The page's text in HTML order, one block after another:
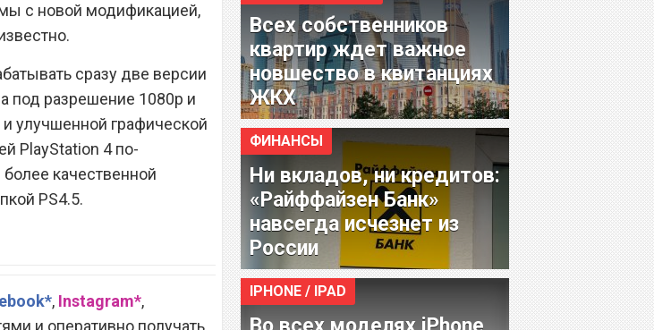
с новой модификацией,
сразу две версии
под разрешение 1080p и
и улучшенной графической
PlayStation 4 по-
качественной
PS4.5.
, Instagram*,
и оперативно получать
Всех собственников
квартир ждет важное
новшество в квитанциях
ЖКХ
ФИНАНСЫ
Ни вкладов, ни кредитов:
«Райффайзен Банк»
навсегда исчезнет из
России
IPHONE / IPAD